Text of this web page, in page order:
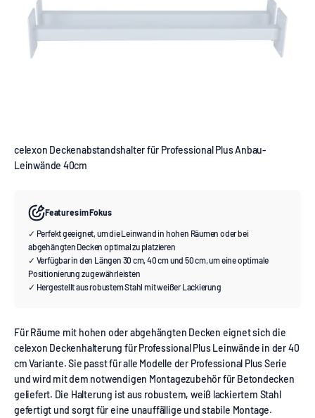
celexon Deckenabstandshalter für Professional Plus Anbau-
Leinwände 40cm
Features im Fokus
✓ Perfekt geeignet, um die Leinwand in hohen Räumen oder bei
abgehängten Decken optimal zu platzieren
✓ Verfügbar in den Längen 30 cm, 40 cm und 50 cm, um eine optimale
Positionierung zu gewährleisten
✓ Hergestellt aus robustem Stahl mit weißer Lackierung
Für Räume mit hohen oder abgehängten Decken eignet sich die
celexon Deckenhalterung für Professional Plus Leinwände in der 40
cm Variante. Sie passt für alle Modelle der Professional Plus Serie
und wird mit dem notwendigen Montagezubehör für Betondecken
geliefert. Die Halterung ist aus robustem, weiß lackiertem Stahl
gefertigt und sorgt für eine unauffällige und stabile Montage.